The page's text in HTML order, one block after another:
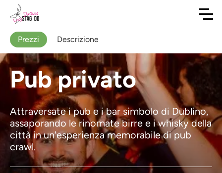
Pub privato
Attraversate i pub e i bar simbolo di Dublino,
assaporando le rinomate birre e i whisky della
città in un'esperienza memorabile di pub
crawl.
Prezzi Descrizione